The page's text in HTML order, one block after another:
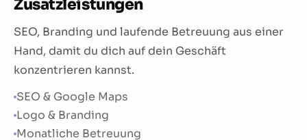
Zusatz­leistungen
SEO, Branding und laufende Betreuung aus einer
Hand, damit du dich auf dein Geschäft
konzentrieren kannst.
SEO & Google Maps
Logo & Branding
Monatliche Betreuung